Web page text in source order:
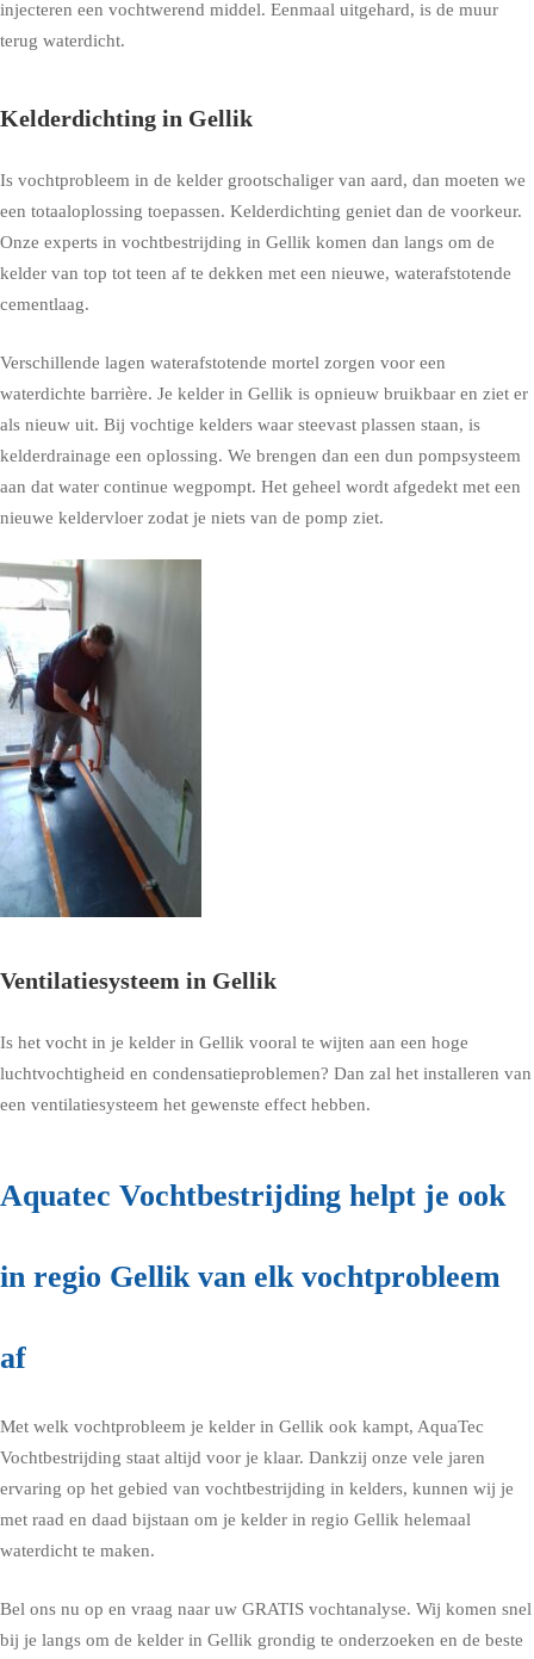
injecteren een vochtwerend middel. Eenmaal uitgehard, is de muur
terug waterdicht.
Kelderdichting in Gellik
Is vochtprobleem in de kelder grootschaliger van aard, dan moeten we
een totaaloplossing toepassen. Kelderdichting geniet dan de voorkeur.
Onze experts in vochtbestrijding in Gellik komen dan langs om de
kelder van top tot teen af te dekken met een nieuwe, waterafstotende
cementlaag.
Verschillende lagen waterafstotende mortel zorgen voor een
waterdichte barrière. Je kelder in Gellik is opnieuw bruikbaar en ziet er
als nieuw uit. Bij vochtige kelders waar steevast plassen staan, is
kelderdrainage een oplossing. We brengen dan een dun pompsysteem
aan dat water continue wegpompt. Het geheel wordt afgedekt met een
nieuwe keldervloer zodat je niets van de pomp ziet.
Ventilatiesysteem in Gellik
Is het vocht in je kelder in Gellik vooral te wijten aan een hoge
luchtvochtigheid en condensatieproblemen? Dan zal het installeren van
een ventilatiesysteem het gewenste effect hebben.
Aquatec Vochtbestrijding helpt je ook
in regio Gellik van elk vochtprobleem
af
Met welk vochtprobleem je kelder in Gellik ook kampt, AquaTec
Vochtbestrijding staat altijd voor je klaar. Dankzij onze vele jaren
ervaring op het gebied van vochtbestrijding in kelders, kunnen wij je
met raad en daad bijstaan om je kelder in regio Gellik helemaal
waterdicht te maken.
Bel ons nu op en vraag naar uw GRATIS vochtanalyse. Wij komen snel
bij je langs om de kelder in Gellik grondig te onderzoeken en de beste